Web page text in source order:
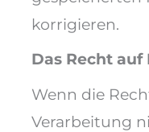
korrigieren.
Das Recht auf
Wenn die
Verarbeitung